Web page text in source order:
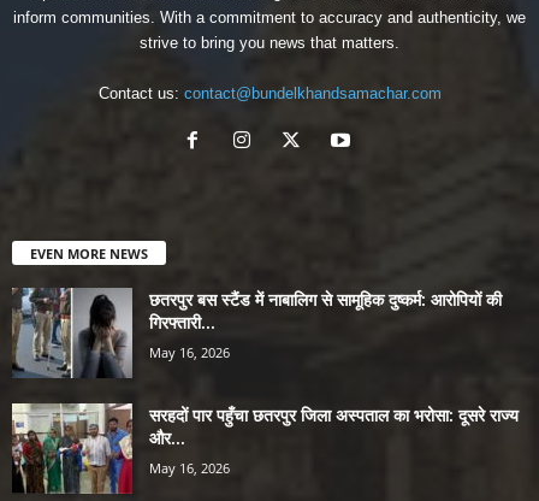
inform communities. With a commitment to accuracy and authenticity, we
strive to bring you news that matters.
Contact us: contact@bundelkhandsamachar.com
EVEN MORE NEWS
छतरपुर बस स्टैंड में नाबालिग से सामूहिक दुष्कर्म: आरोपियों की
गिरफ्तारी...
May 16, 2026
सरहदों पार पहुँचा छतरपुर जिला अस्पताल का भरोसा: दूसरे राज्य
और...
May 16, 2026